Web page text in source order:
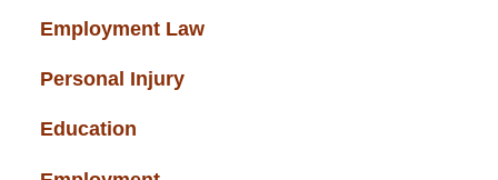
Employment Law
Personal Injury
Education